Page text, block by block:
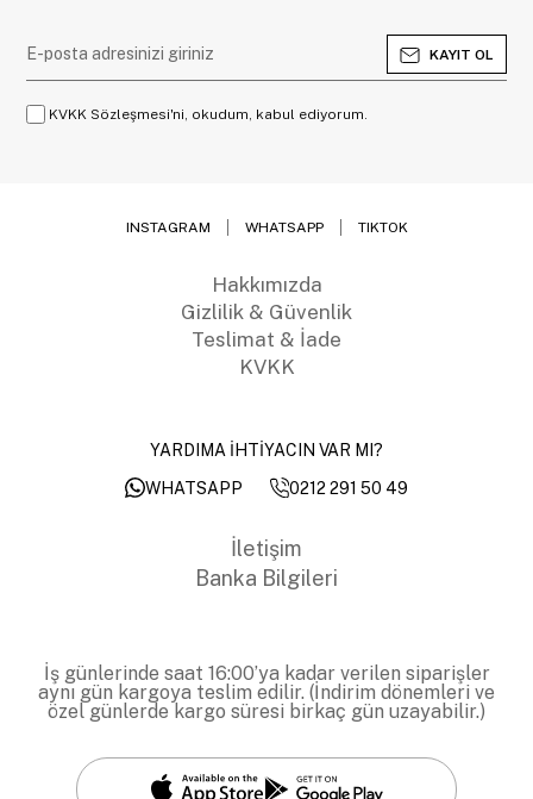
KAYIT OL
KVKK Sözleşmesi'ni, okudum, kabul ediyorum.
INSTAGRAM WHATSAPP TIKTOK
Hakkımızda
Gizlilik & Güvenlik
Teslimat & İade
KVKK
YARDIMA İHTİYACIN VAR MI?
WHATSAPP
0212 291 50 49
İletişim
Banka Bilgileri
İş günlerinde saat 16:00’ya kadar verilen siparişler
aynı gün kargoya teslim edilir. (İndirim dönemleri ve
özel günlerde kargo süresi birkaç gün uzayabilir.)